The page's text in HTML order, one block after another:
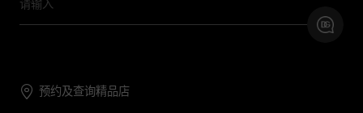
预约及查询精品店